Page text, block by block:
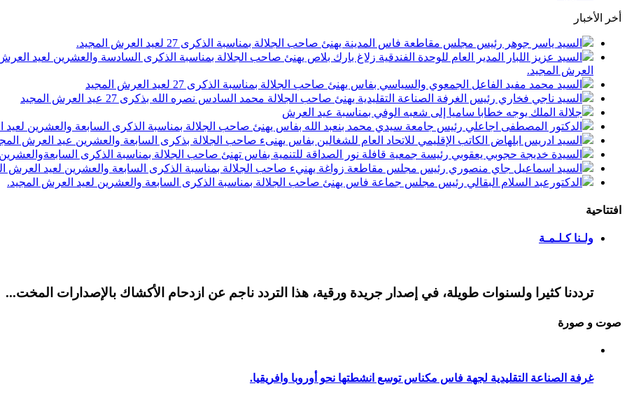
أخر الأخبار
السيد ياسر جوهر رئيس مجلس مقاطعة فاس المدينة يهنئ صاحب الجلالة بمناسبة الذكرى 27 لعيد العرش المجيد.
السيد عزيز اللبار المدير العام للوحدة الفندقية زلاغ بارك بلاص يهنئ صاحب الجلالة بمناسبة الذكرى السادسة والعشرين لعيد
العرش المجيد.
السيد محمد مفيد الفاعل الجمعوي والسياسي بفاس يهنئ صاحب الجلالة بمناسبة الذكرى 27 لعيد العرش المجيد
السيد ناجي فخاري رئيس الغرفة الصناعة التقليدية يهنئ صاحب الجلالة محمد السادس نصره الله بذكرى 27 عيد العرش المجيد
جلالة الملك يوجه خطابا ساميا إلى شعبه الوفي بمناسبة عيد العرش
الدكتور المصطفى اجاعلي رئيس جامعة سيدي محمد بنعبد الله بفاس يهنئ صاحب الجلالة بمناسبة الذكرى السابعة والعشرين لعيد
السيد ادريس ابلهاض الكاتب الإقليمي للاتحاد العام للشغالين بفاس يهنىء صاحب الجلالة بذكرى السابعة والعشرين عيد العرش
السيدة خديجة حجوبي يعقوبي رئيسة جمعية قافلة نور الصداقة للتنمية بفاس تهنئ صاحب الجلالة بمناسبة الذكرى
السيد اسماعيل جاي منصوري رئيس مجلس مقاطعة زواغة يهنيء صاحب الجلالة بمناسبة الذكرى السابعة والعشرين لعيد العرش
الدكتورعبد السلام البقالي رئيس مجلس جماعة فاس يهنئ صاحب الجلالة بمناسبة الذكرى السابعة والعشرين لعيد العرش المجيد.
افتتاحية
ولـنا كـلـمـة
ترددنا كثيرا ولسنوات طويلة، في إصدار جريدة ورقية، هذا التردد ناجم عن ازدحام الأكشاك بالإصدارات المخت...
صوت و صورة
غرفة الصناعة التقليدية لجهة فاس مكناس توسع انشطتها نحو أوروبا وافريقيا.